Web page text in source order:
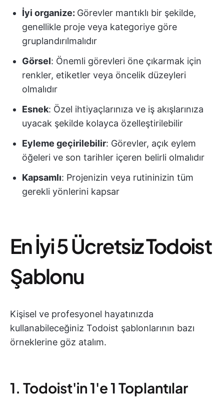
İyi organize: Görevler mantıklı bir şekilde,
genellikle proje veya kategoriye göre
gruplandırılmalıdır
Görsel: Önemli görevleri öne çıkarmak için
renkler, etiketler veya öncelik düzeyleri
olmalıdır
Esnek: Özel ihtiyaçlarınıza ve iş akışlarınıza
uyacak şekilde kolayca özelleştirilebilir
Eyleme geçirilebilir: Görevler, açık eylem
öğeleri ve son tarihler içeren belirli olmalıdır
Kapsamlı: Projenizin veya rutininizin tüm
gerekli yönlerini kapsar
En İyi 5 Ücretsiz Todoist
Şablonu
Kişisel ve profesyonel hayatınızda
kullanabileceğiniz Todoist şablonlarının bazı
örneklerine göz atalım.
1. Todoist'in 1'e 1 Toplantılar